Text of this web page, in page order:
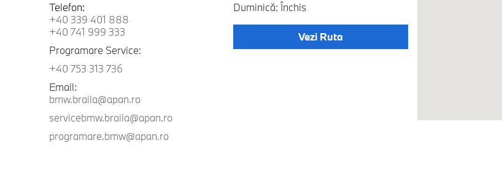
Telefon:
+40 339 401 888
+40 741 999 333
Programare Service:
+40 753 313 736
Email:
bmw.braila@apan.ro
servicebmw.braila@apan.ro
programare.bmw@apan.ro
Duminică: Închis
Vezi Ruta